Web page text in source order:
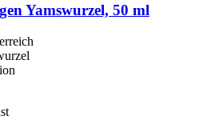
Yamswurzel, 50 ml